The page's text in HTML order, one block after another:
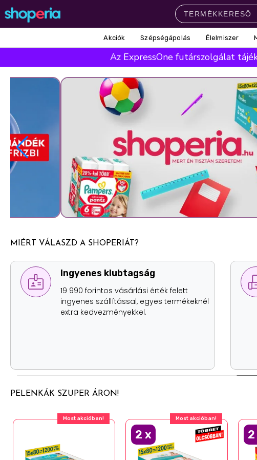
Élelmiszer
Mosás Mosogatás Takarítás
Háztartás
Coccolino
Népszerű keresések
ariel lenor finish
Akciók Szépségápolás Élelmiszer
Az ExpressOne futárszolgálat
MIÉRT VÁLASZD A SHOPERIÁT?
Ingyenes személyes átvételi
lehetőség
Értékhatártól függetlenül, szállítási
költség nélkül két helyen is átveheted
PELENKÁK SZUPER ÁRON!
Most akcióban! Most akcióban!
2 x 2